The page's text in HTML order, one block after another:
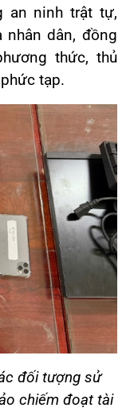
an ninh trật tự,
nhân dân, đồng
thức, thủ
tạp.
đối tượng sử
chiếm đoạt tài